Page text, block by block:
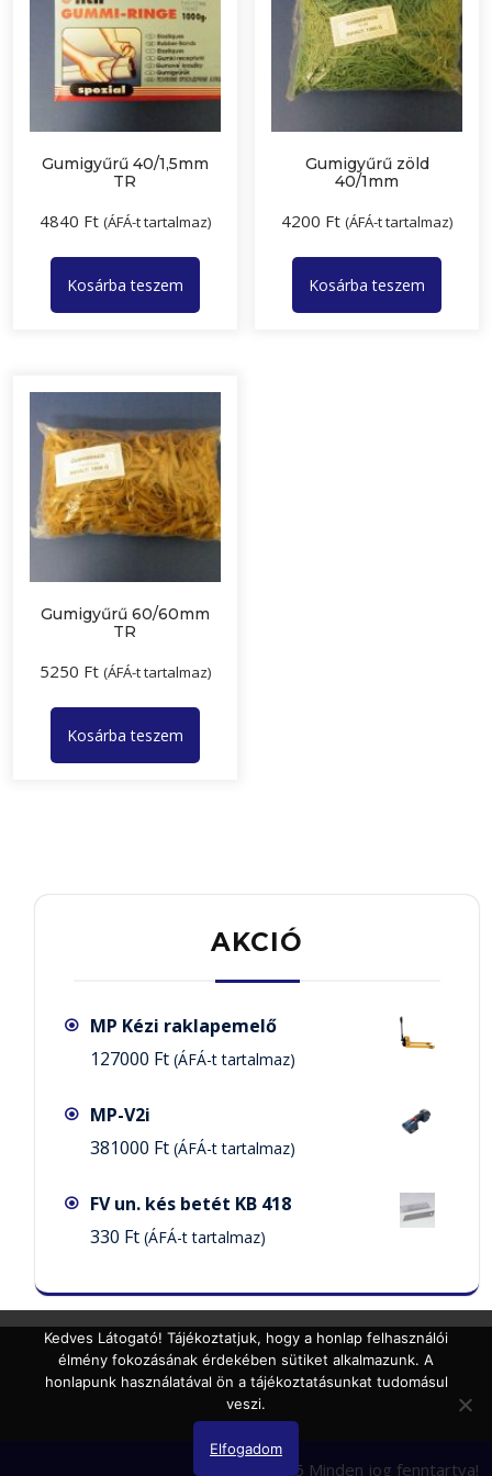
Gumigyűrű 40/1,5mm
TR
4840 Ft (ÁFÁ-t tartalmaz)
Kosárba teszem
Gumigyűrű zöld
40/1mm
4200 Ft (ÁFÁ-t tartalmaz)
Kosárba teszem
Gumigyűrű 60/60mm
TR
5250 Ft (ÁFÁ-t tartalmaz)
Kosárba teszem
AKCIÓ
MP Kézi raklapemelő
127000 Ft (ÁFÁ-t tartalmaz)
MP-V2i
381000 Ft (ÁFÁ-t tartalmaz)
FV un. kés betét KB 418
330 Ft (ÁFÁ-t tartalmaz)
Minipak 2025 Minden jog fenntartva!
Kedves Látogató! Tájékoztatjuk, hogy a honlap felhasználói
élmény fokozásának érdekében sütiket alkalmazunk. A
honlapunk használatával ön a tájékoztatásunkat tudomásul
veszi.
Elfogadom